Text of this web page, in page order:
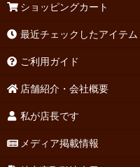
ショッピングカート
最近チェックしたアイテム
ご利用ガイド
店舗紹介・会社概要
私が店長です
メディア掲載情報